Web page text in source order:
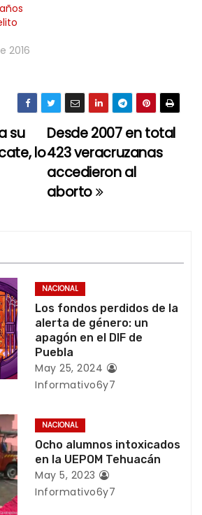
2016
Desde 2007 en total
423 veracruzanas
accedieron al
aborto
su
lo
NACIONAL
Los fondos perdidos de la
alerta de género: un
apagón en el DIF de
Puebla
May 25, 2024
Informativo6y7
NACIONAL
Ocho alumnos intoxicados
en la UEPOM Tehuacán
May 5, 2023
Informativo6y7